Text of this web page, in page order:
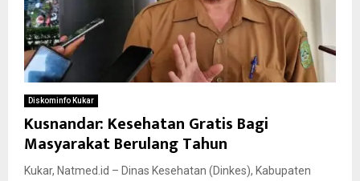
Diskominfo Kukar
Kusnandar: Kesehatan Gratis Bagi
Masyarakat Berulang Tahun
Kukar, Natmed.id – Dinas Kesehatan (Dinkes), Kabupaten